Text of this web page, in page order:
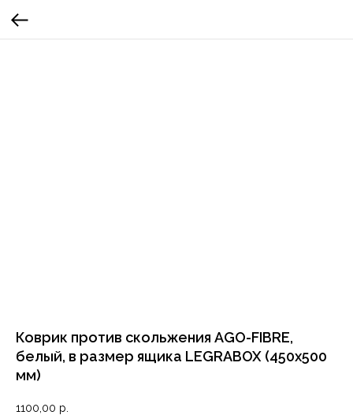
Коврик против скольжения AGO-FIBRE,
белый, в размер ящика LEGRABOX (450x500
мм)
1100,00 р.